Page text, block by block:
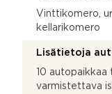
Vinttikomero,
kellarikomero
Lisätietoja
10 autopaikkaa
varmistettava